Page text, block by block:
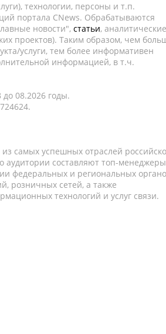
технологии, персоны и т.п.
портала CNews. Обрабатываются
новости", статьи, аналитические
проектов). Таким образом, чем
услуги, тем более информативен
информацией, в т.ч.
08.2026 годы.
самых успешных отраслей
аудитории составляют топ-
федеральных и региональных
розничных сетей, а также
технологий и услуг связи.